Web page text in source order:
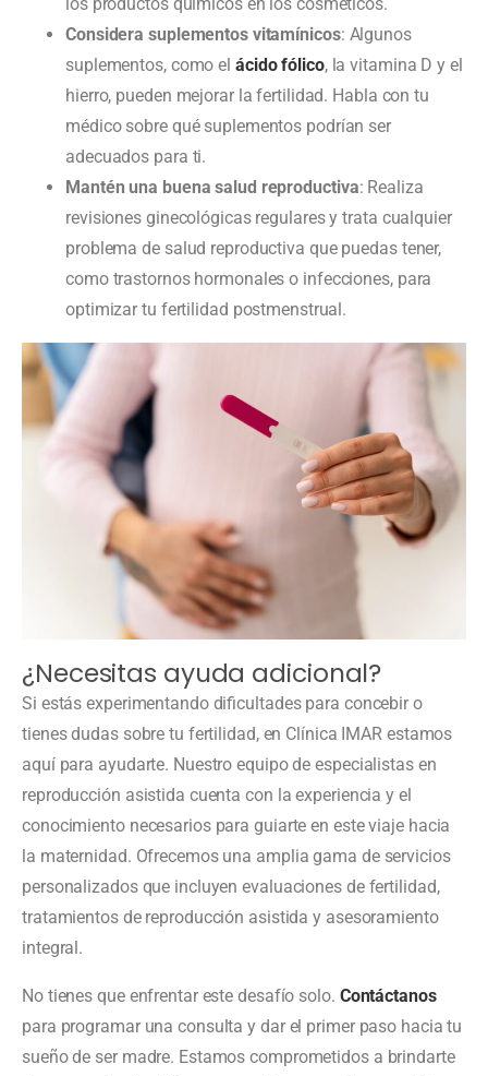
los productos químicos en los cosméticos.
Considera suplementos vitamínicos: Algunos
suplementos, como el ácido fólico, la vitamina D y el
hierro, pueden mejorar la fertilidad. Habla con tu
médico sobre qué suplementos podrían ser
adecuados para ti.
Mantén una buena salud reproductiva: Realiza
revisiones ginecológicas regulares y trata cualquier
problema de salud reproductiva que puedas tener,
como trastornos hormonales o infecciones, para
optimizar tu fertilidad postmenstrual.
¿Necesitas ayuda adicional?
Si estás experimentando dificultades para concebir o
tienes dudas sobre tu fertilidad, en Clínica IMAR estamos
aquí para ayudarte. Nuestro equipo de especialistas en
reproducción asistida cuenta con la experiencia y el
conocimiento necesarios para guiarte en este viaje hacia
la maternidad. Ofrecemos una amplia gama de servicios
personalizados que incluyen evaluaciones de fertilidad,
tratamientos de reproducción asistida y asesoramiento
integral.
No tienes que enfrentar este desafío solo. Contáctanos
para programar una consulta y dar el primer paso hacia tu
sueño de ser madre. Estamos comprometidos a brindarte